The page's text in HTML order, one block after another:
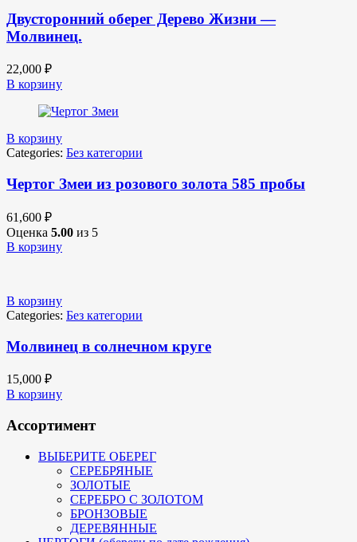
Двусторонний оберег Дерево Жизни —
Молвинец.
22,000 ₽
В корзину
В корзину
Categories: Без категории
Чертог Змеи из розового золота 585 пробы
61,600 ₽
Оценка 5.00 из 5
В корзину
В корзину
Categories: Без категории
Молвинец в солнечном круге
15,000 ₽
В корзину
Ассортимент
ВЫБЕРИТЕ ОБЕРЕГ
СЕРЕБРЯНЫЕ
ЗОЛОТЫЕ
СЕРЕБРО С ЗОЛОТОМ
БРОНЗОВЫЕ
ДЕРЕВЯННЫЕ